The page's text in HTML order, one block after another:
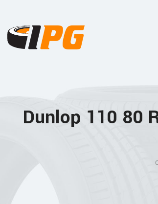
Dunlop 110 80